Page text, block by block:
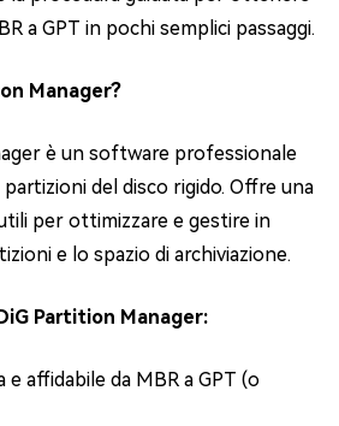
a GPT in pochi semplici passaggi.
Manager?
è un software professionale
del disco rigido. Offre una
per ottimizzare e gestire in
e lo spazio di archiviazione.
Partition Manager:
e affidabile da MBR a GPT (o